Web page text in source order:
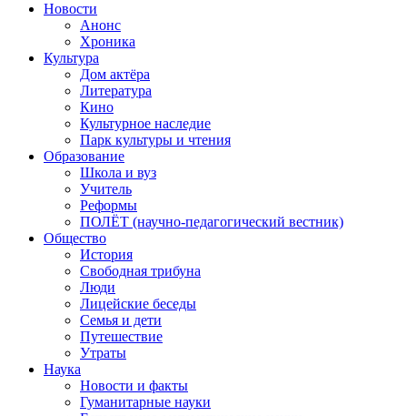
Новости
Анонс
Хроника
Культура
Дом актёра
Литература
Кино
Культурное наследие
Парк культуры и чтения
Образование
Школа и вуз
Учитель
Реформы
ПОЛЁТ (научно-педагогический вестник)
Общество
История
Свободная трибуна
Люди
Лицейские беседы
Семья и дети
Путешествие
Утраты
Наука
Новости и факты
Гуманитарные науки